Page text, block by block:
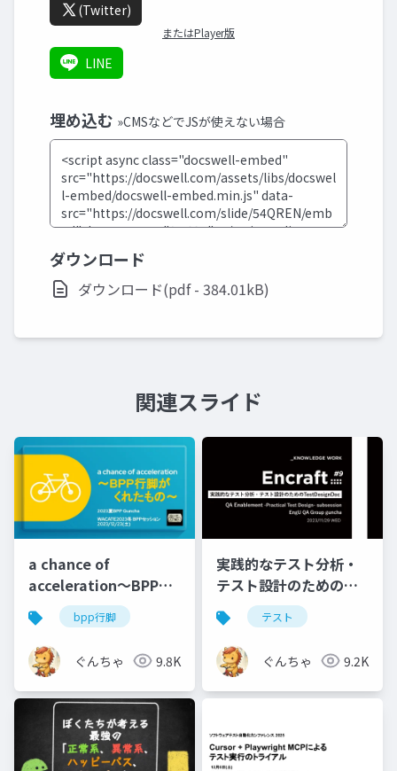
(Twitter)
またはPlayer版
LINE
埋め込む »CMSなどでJSが使えない場合
ダウンロード
ダウンロード(pdf - 384.01kB)
関連スライド
a chance of
acceleration〜BPP行
脚がくれたもの〜
bpp行脚
ぐんちゃ 9.8K
実践的なテスト分析・
テスト設計のための
TestDesignDoc
テスト
ぐんちゃ 9.2K